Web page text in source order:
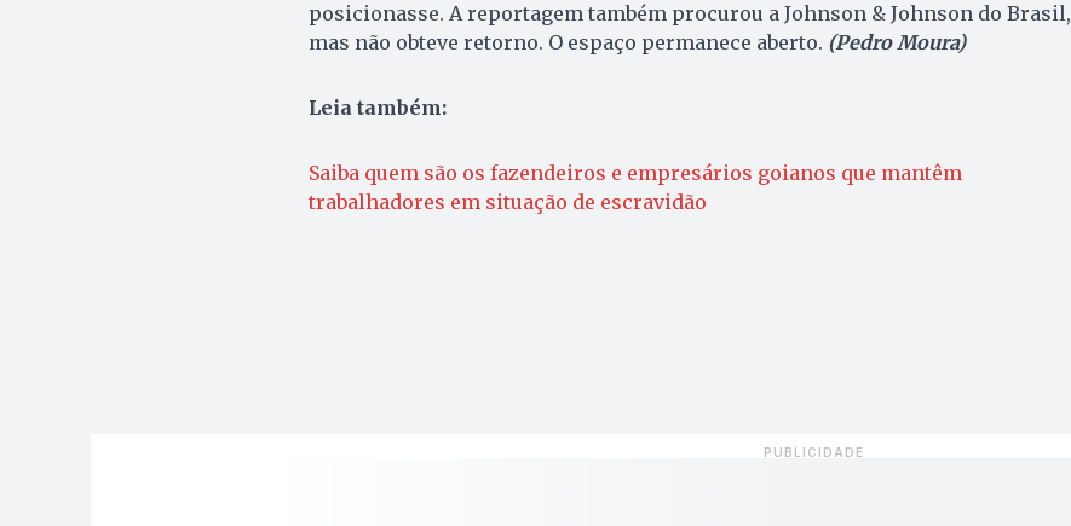
posicionasse. A reportagem também procurou a Johnson & Johnson do Brasil,
mas não obteve retorno. O espaço permanece aberto. (Pedro Moura)
Leia também:
Saiba quem são os fazendeiros e empresários goianos que mantêm
trabalhadores em situação de escravidão